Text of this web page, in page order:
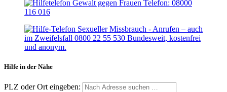
Hilfe in der Nähe
PLZ oder Ort eingeben: